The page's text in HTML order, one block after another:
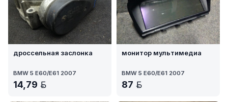
дроссельная заслонка
BMW 5 E60/E61 2007
14,79
монитор мультимедиа
BMW 5 E60/E61 2007
87